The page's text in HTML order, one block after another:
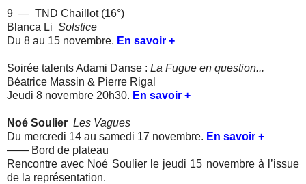
9 — TND Chaillot (16°)
Blanca Li Solstice
Du 8 au 15 novembre. En savoir +
Soirée talents Adami Danse : La Fugue en question...
Béatrice Massin & Pierre Rigal
Jeudi 8 novembre 20h30. En savoir +
Noé Soulier Les Vagues
Du mercredi 14 au samedi 17 novembre. En savoir +
—— Bord de plateau
Rencontre avec Noé Soulier le jeudi 15 novembre à l’issue
de la représentation.